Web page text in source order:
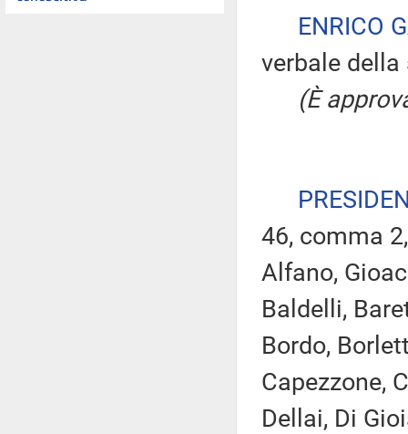
ENRICO
verbale
(È
46, comma
Alfano,
Baldelli,
Bordo,
Capezzone,
Dellai, Di